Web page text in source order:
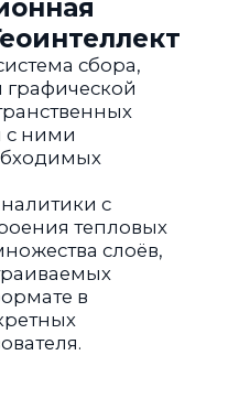
сбора,
графической
с ними
с
тепловых
слоёв,
в